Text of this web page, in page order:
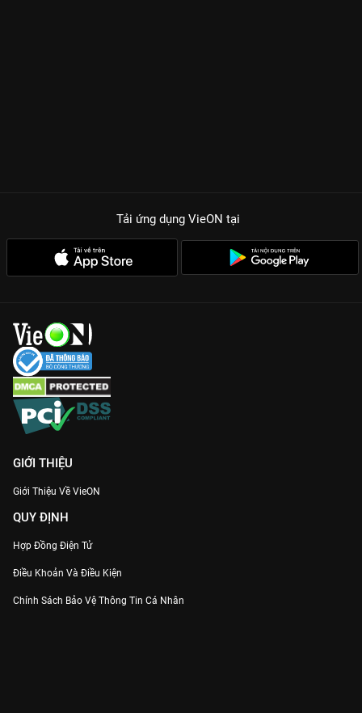
Tải ứng dụng VieON tại
GIỚI THIỆU
Giới Thiệu Về VieON
QUY ĐỊNH
Hợp Đồng Điện Tử
Điều Khoản Và Điều Kiện
Chính Sách Bảo Vệ Thông Tin Cá Nhân